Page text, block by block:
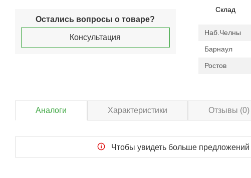
Остались вопросы о товаре?
Консультация
Склад
Наб.Челны
Барнаул
Ростов
Аналоги Характеристики Отзывы (0)
Чтобы увидеть больше предложений